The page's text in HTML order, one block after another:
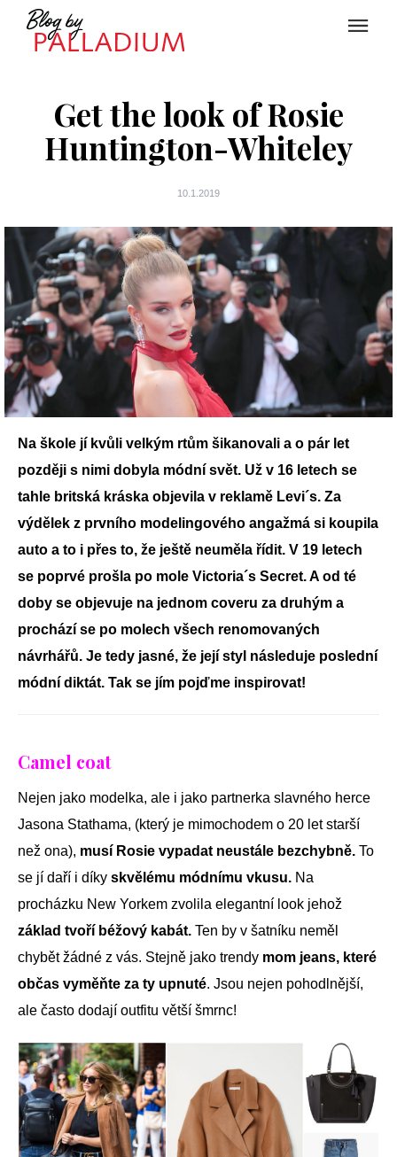
Get the look of Rosie
Huntington-Whiteley
10.1.2019
Na škole jí kvůli velkým rtům šikanovali a o pár let
později s nimi dobyla módní svět. Už v 16 letech se
tahle britská kráska objevila v reklamě Levi´s. Za
výdělek z prvního modelingového angažmá si koupila
auto a to i přes to, že ještě neuměla řídit. V 19 letech
se poprvé prošla po mole Victoria´s Secret. A od té
doby se objevuje na jednom coveru za druhým a
prochází se po molech všech renomovaných
návrhářů. Je tedy jasné, že její styl následuje poslední
módní diktát. Tak se jím pojďme inspirovat!
Camel coat
Nejen jako modelka, ale i jako partnerka slavného herce
Jasona Stathama, (který je mimochodem o 20 let starší
než ona), musí Rosie vypadat neustále bezchybně. To
se jí daří i díky skvělému módnímu vkusu. Na
procházku New Yorkem zvolila elegantní look jehož
základ tvoří béžový kabát. Ten by v šatníku neměl
chybět žádné z vás. Stejně jako trendy mom jeans, které
občas vyměňte za ty upnuté. Jsou nejen pohodlnější,
ale často dodají outfitu větší šmrnc!